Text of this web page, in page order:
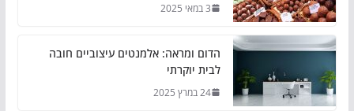
3 במאי 2025
הדום ומראה: אלמנטים עיצוביים חובה
לבית יוקרתי
24 במרץ 2025